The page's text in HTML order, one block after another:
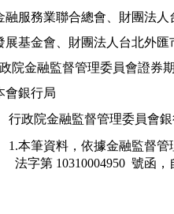
灣金融服務業聯合總會、財團
究發展基金會、財團法人台北外
院金融監督管理委員會證券
行政院金融監督管理委員會
1.本筆資料，依據金融監督管